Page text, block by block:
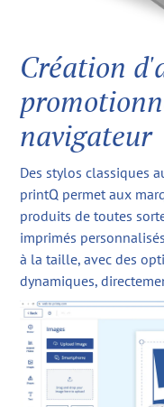
Création
navigateur
Des stylos classiques
printQ permet aux
produits de toutes
imprimés
à la taille, avec des
dynamiques,